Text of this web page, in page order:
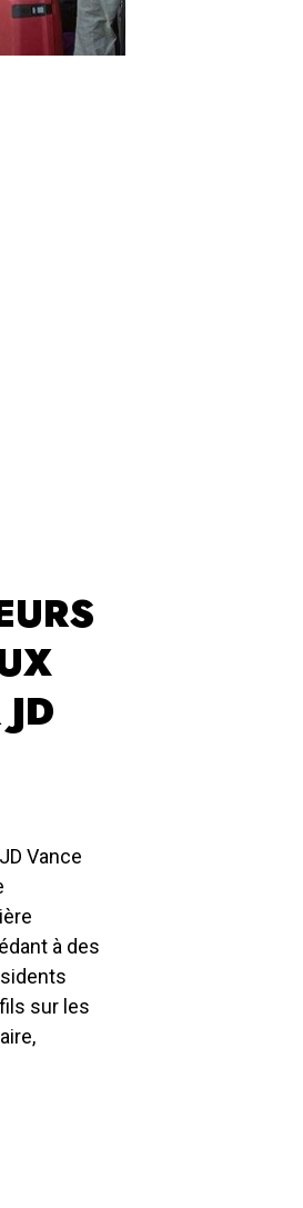
Vance
à des
sur les